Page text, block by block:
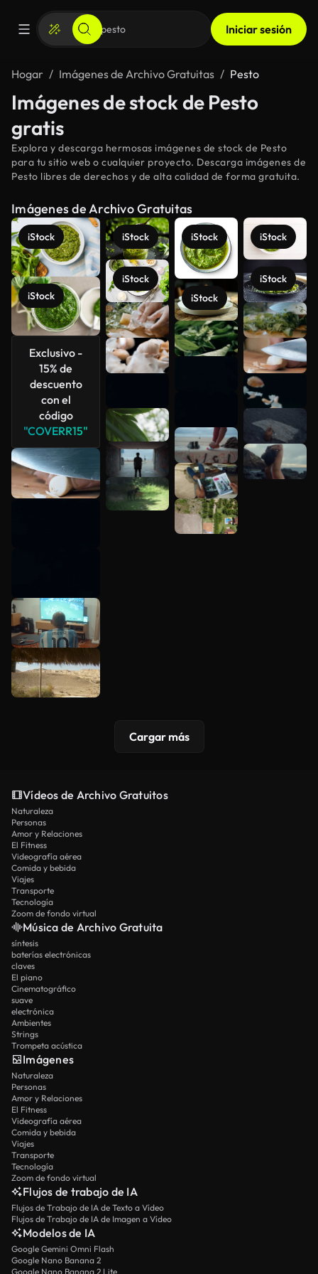
Iniciar sesión
Hogar Imágenes de Archivo Gratuitas Pesto
Imágenes de stock de Pesto
gratis
Explora y descarga hermosas imágenes de stock de Pesto
para tu sitio web o cualquier proyecto. Descarga imágenes de
Pesto libres de derechos y de alta calidad de forma gratuita.
Imágenes de Archivo Gratuitas
iStock
iStock
Exclusivo -
15% de
descuento
con el
código
"COVERR15"
iStock
iStock
iStock
iStock
iStock
iStock
Ver más
Cargar más
Vídeos de Archivo Gratuitos
Naturaleza
Personas
Amor y Relaciones
El Fitness
Videografía aérea
Comida y bebida
Viajes
Transporte
Tecnología
Zoom de fondo virtual
Música de Archivo Gratuita
síntesis
baterías electrónicas
claves
El piano
Cinematográfico
suave
electrónica
Ambientes
Strings
Trompeta acústica
Imágenes
Naturaleza
Personas
Amor y Relaciones
El Fitness
Videografía aérea
Comida y bebida
Viajes
Transporte
Tecnología
Zoom de fondo virtual
Flujos de trabajo de IA
Flujos de Trabajo de IA de Texto a Vídeo
Flujos de Trabajo de IA de Imagen a Vídeo
Modelos de IA
Google Gemini Omni Flash
Google Nano Banana 2
Google Nano Banana 2 Lite